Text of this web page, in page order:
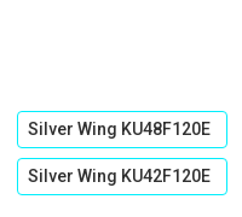
Silver Wing KU48F120E
Silver Wing KU42F120E